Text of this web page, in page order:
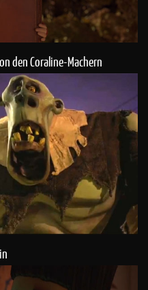
den Coraline-Machern